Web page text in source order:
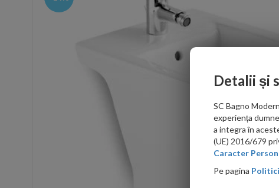
Detalii și
SC Bagno
experiența
a integra în
(UE) 2016/679
Caracter
Pe pagina